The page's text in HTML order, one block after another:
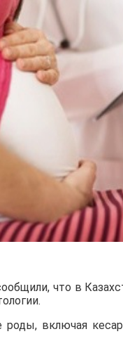
что в
включая